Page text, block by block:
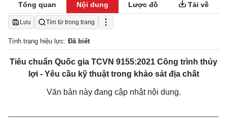
Tổng quan Nội dung Lược đồ Tải về
Lưu Tìm từ trong trang
Tình trạng hiệu lực: Đã biết
Tiêu chuẩn Quốc gia TCVN 9155:2021 Công trình thủy
lợi - Yêu cầu kỹ thuật trong khảo sát địa chất
Văn bản này đang cập nhật nội dung.